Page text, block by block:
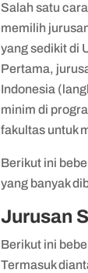
Salah satu
memilih
yang sedikit di
Pertama,
Indonesia
minim di
fakultas untuk
Berikut ini
yang banyak
Jurusan
Berikut ini
Termasuk